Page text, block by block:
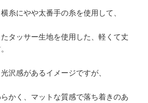
糸にやや太番手の糸を使用して、
タッサー生地を使用した、軽くて丈
沢感があるイメージですが、
かく、マットな質感で落ち着きのあ